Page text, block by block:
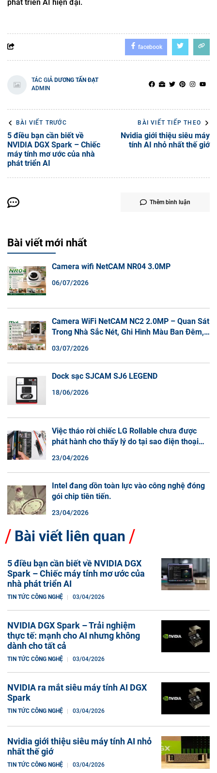
phát triển AI hiện đại.
facebook
TÁC GIẢ DƯƠNG TẤN ĐẠT
ADMIN
BÀI VIẾT TRƯỚC
5 điều bạn cần biết về
NVIDIA DGX Spark – Chiếc
máy tính mơ ước của nhà
phát triển AI
BÀI VIẾT TIẾP THEO
Nvidia giới thiệu siêu máy
tính AI nhỏ nhất thế giớ
Thêm bình luận
Bài viết mới nhất
Camera wifi NetCAM NR04 3.0MP
06/07/2026
Camera WiFi NetCAM NC2 2.0MP – Quan Sát
Trong Nhà Sắc Nét, Ghi Hình Màu Ban Đêm,
03/07/2026
Dock sạc SJCAM SJ6 LEGEND
18/06/2026
Việc tháo rời chiếc LG Rollable chưa được
phát hành cho thấy lý do tại sao điện thoại
23/04/2026
Intel đang dồn toàn lực vào công nghệ đóng
gói chip tiên tiến.
23/04/2026
Bài viết liên quan
5 điều bạn cần biết về NVIDIA DGX
Spark – Chiếc máy tính mơ ước của
nhà phát triển AI
TIN TỨC CÔNG NGHỆ 03/04/2026
NVIDIA DGX Spark – Trải nghiệm
thực tế: mạnh cho AI nhưng không
dành cho tất cả
TIN TỨC CÔNG NGHỆ 03/04/2026
NVIDIA ra mắt siêu máy tính AI DGX
Spark
TIN TỨC CÔNG NGHỆ 03/04/2026
Nvidia giới thiệu siêu máy tính AI nhỏ
nhất thế giớ
TIN TỨC CÔNG NGHỆ 03/04/2026